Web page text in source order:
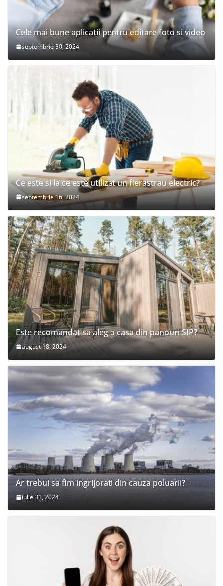
Cele mai bune aplicatii pentru editare foto si video
septembrie 30, 2024
Ce este si la ce este utilizat un fierastrau electric?
septembrie 16, 2024
Este recomandat sa aleg o casa din panouri SIP?
august 18, 2024
Ar trebui sa fim ingrijorati din cauza poluarii?
iulie 31, 2024